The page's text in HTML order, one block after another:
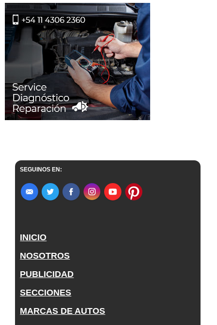
SEGUINOS EN:
INICIO
NOSOTROS
PUBLICIDAD
SECCIONES
MARCAS DE AUTOS